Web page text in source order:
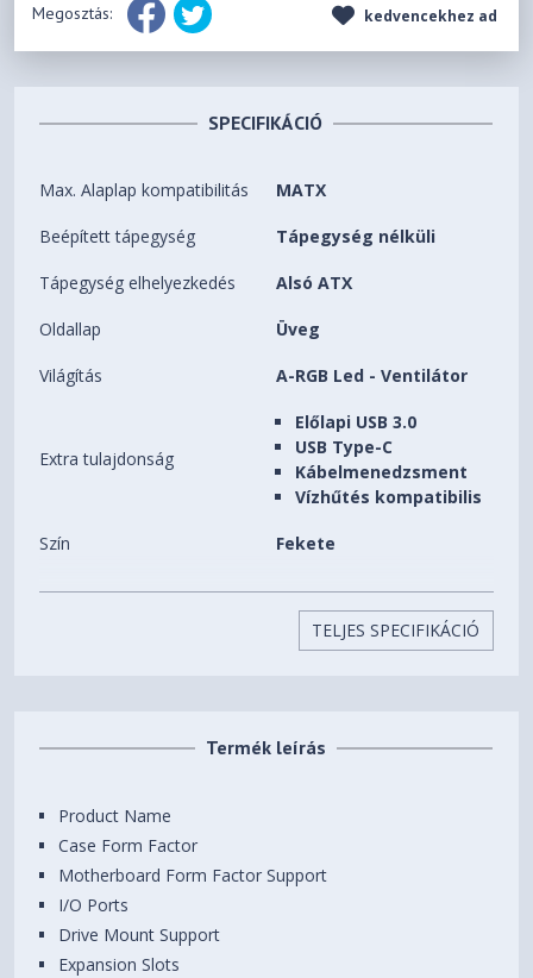
Megosztás: kedvencekhez ad
SPECIFIKÁCIÓ
Max. Alaplap kompatibilitás MATX
Beépített tápegység Tápegység nélküli
Tápegység elhelyezkedés Alsó ATX
Oldallap Üveg
Világítás A-RGB Led - Ventilátor
Extra tulajdonság
Előlapi USB 3.0
USB Type-C
Kábelmenedzsment
Vízhűtés kompatibilis
Szín Fekete
Beépíthető HDD-k (3,5")
száma
0 db
Beépített ventilátorok
Beépíthető
ventilátorok(12CM) száma
magassága
TELJES SPECIFIKÁCIÓ
Termék leírás
Product Name
Case Form Factor
Motherboard Form Factor Support
I/O Ports
Drive Mount Support
Expansion Slots